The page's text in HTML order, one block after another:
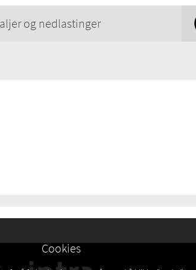
og nedlastinger
Cookies